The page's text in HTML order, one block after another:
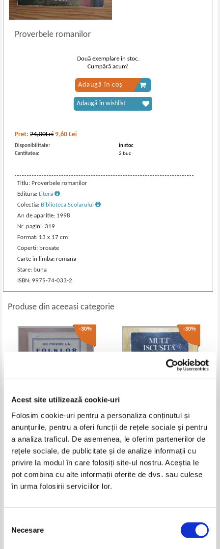
Acest site utilizează cookie-uri
Folosim cookie-uri pentru a personaliza conținutul și
anunțurile, pentru a oferi funcții de rețele sociale și pentru
a analiza traficul. De asemenea, le oferim partenerilor de
rețele sociale, de publicitate și de analize informații cu
privire la modul în care folosiți site-ul nostru. Aceștia le
pot combina cu alte informații oferite de dvs. sau culese
în urma folosirii serviciilor lor.
consimțământului
Necesare
Proverbele romanilor
Pret:24,00Lei 9,60 Lei
Disponibilitate:
in stoc
Cantitatea:
2 buc
Titlu: Proverbele romanilor
Editura:Litera
Colectia: Biblioteca Scolarului
An de aparitie: 1998
Nr. pagini: 319
Format: 13 x 17 cm
Coperti: brosate
Carte in limba: romana
Stare: buna
ISBN: 9975-74-033-2
Două exemplare în stoc.
Cumpără acum!
Adaugă în coș
Adaugă în wishlist
Produse din aceeasi categorie
-30%
folklor (volumul 2)
Pret:17,00Lei 11,90 Lei
Adaugă în coș
-30%
Pret:16,00Lei 11,20 Lei
Adaugă în coș